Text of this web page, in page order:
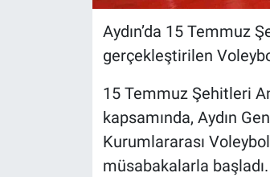
Aydın’da 15 Temmuz
gerçekleştirilen
15 Temmuz Şehitleri
kapsamında, Aydın
Kurumlararası
müsabakalarla